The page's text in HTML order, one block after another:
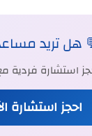
هل تريد
استشارة
احجز استشارة